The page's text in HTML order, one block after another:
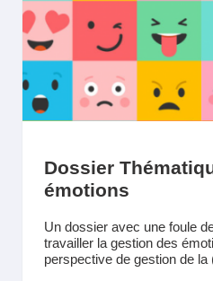
Dossier
émotions
Un dossier avec une foule
travailler la gestion des
perspective de gestion de la